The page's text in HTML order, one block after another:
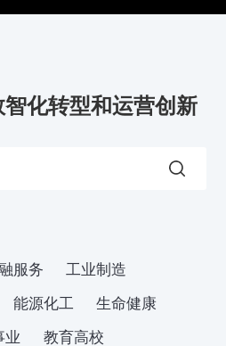
化转型和运营创新
服务
工业制造
能源化工
生命健康
业
教育高校